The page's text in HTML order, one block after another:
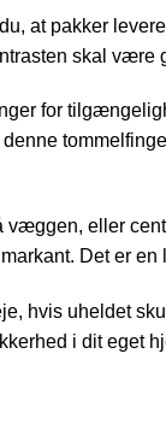
at pakker
skal
for
eller
Det er
hvis uheldet
i dit eget